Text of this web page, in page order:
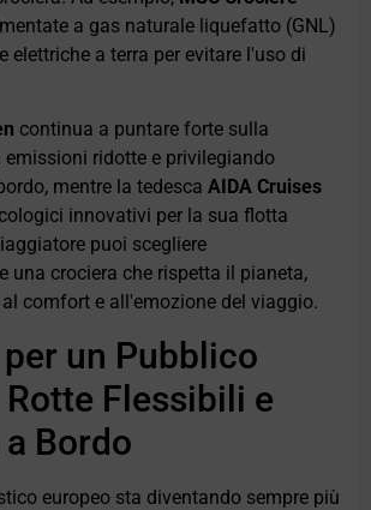
a gas naturale liquefatto (GNL)
elettriche a terra per evitare l'uso di
continua a puntare forte sulla
ridotte e privilegiando
mentre la tedescaAIDA Cruises
innovativi per la sua flotta
puoi scegliere
una crociera che rispetta il pianeta,
comfort e all'emozione del viaggio.
un Pubblico
Rotte Flessibili e
Bordo
europeo sta diventando sempre più